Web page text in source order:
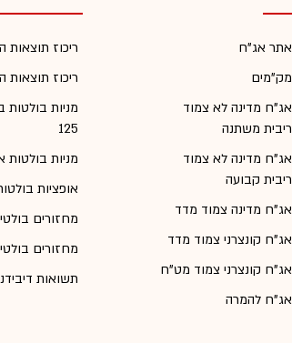
אתר אג"ח
מק"מים
אג"ח מדינה לא צמוד
ריבית משתנה
אג"ח מדינה לא צמוד
ריבית קבועה
אג"ח מדינה צמוד מדד
אג"ח קונצרני צמוד מדד
אג"ח קונצרני צמוד מט"ח
אג"ח להמרה
ריכוז
ריכוז
מניות
125
מניות
אופציות
מחזורים
מחזורים
תשואות